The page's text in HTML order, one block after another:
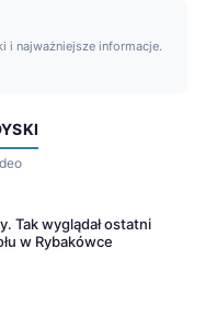
i najważniejsze informacje.
Tak wyglądał ostatni
w Rybakówce